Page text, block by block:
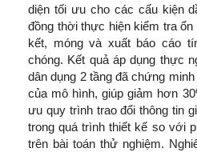
diện tối ưu cho các cấu kiện
đồng thời thực hiện kiểm tra
kết, móng và xuất báo cáo
chóng. Kết quả áp dụng thực
dân dụng 2 tầng đã chứng
của mô hình, giúp giảm hơn
ưu quy trình trao đổi thông tin
trong quá trình thiết kế so với
trên bài toán thử nghiệm.